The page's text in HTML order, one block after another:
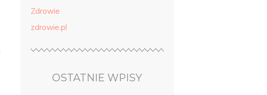
Zdrowie
zdrowie.pl
OSTATNIE WPISY